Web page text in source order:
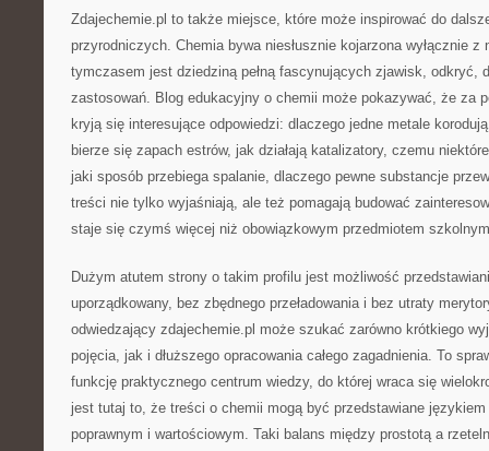
Zdajechemie.pl to także miejsce, które może inspirować do
przyrodniczych. Chemia bywa niesłusznie kojarzona wyłącznie z
tymczasem jest dziedziną pełną fascynujących zjawisk, odkryć,
zastosowań. Blog edukacyjny o chemii może pokazywać, że za
kryją się interesujące odpowiedzi: dlaczego jedne metale
bierze się zapach estrów, jak działają katalizatory, czemu
jaki sposób przebiega spalanie, dlaczego pewne substancje
treści nie tylko wyjaśniają, ale też pomagają budować
staje się czymś więcej niż obowiązkowym przedmiotem
Dużym atutem strony o takim profilu jest możliwość
uporządkowany, bez zbędnego przeładowania i bez utraty
odwiedzający zdajechemie.pl może szukać zarówno krótkiego
pojęcia, jak i dłuższego opracowania całego zagadnienia. To
funkcję praktycznego centrum wiedzy, do której wraca się
jest tutaj to, że treści o chemii mogą być przedstawiane
poprawnym i wartościowym. Taki balans między prostotą a